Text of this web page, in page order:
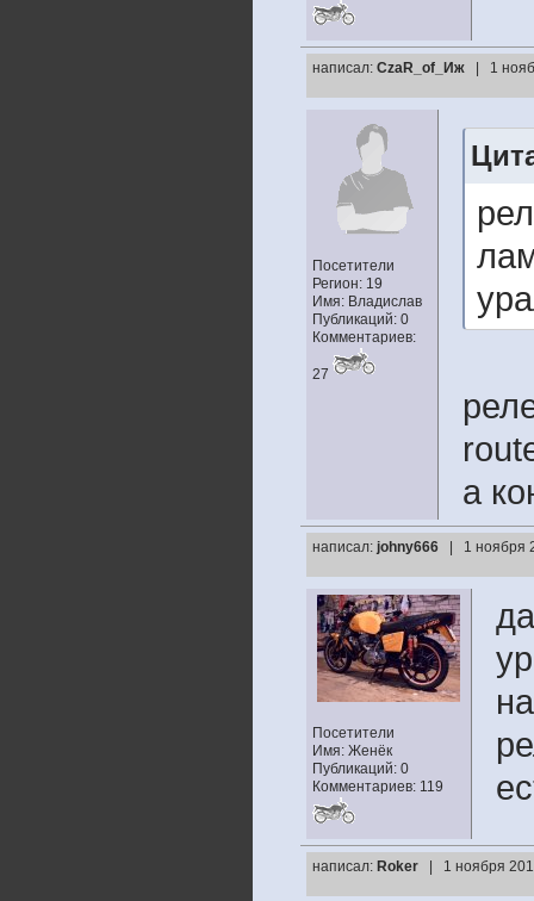
написал: CzaR_of_Иж | 1
Посетители
Регион: 19
Имя: Владислав
Публикаций: 0
Комментариев:
27
а
написал: johny666 | 1
Посетители
Имя: Женёк
Публикаций: 0
Комментариев: 119
написал: Roker | 1 ноября